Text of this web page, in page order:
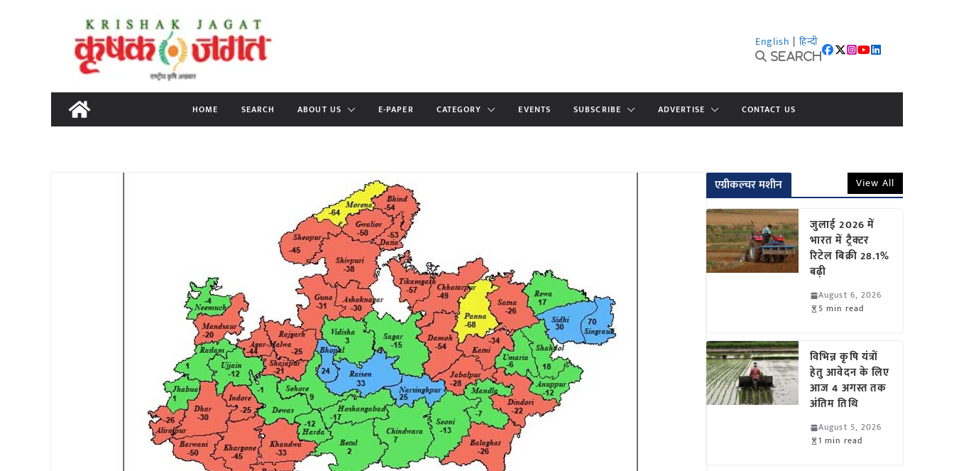
content
English | हिन्दी
Search
HOME SEARCH ABOUT US E-PAPER CATEGORY EVENTS SUBSCRIBE ADVERTISE CONTACT US
एग्रीकल्चर मशीन View All
जुलाई 2026 में
भारत में ट्रैक्टर
रिटेल बिक्री 28.1%
बढ़ी
August 6, 2026
5 min read
विभिन्न कृषि यंत्रों
हेतु आवेदन के लिए
आज 4 अगस्त तक
अंतिम तिथि
August 5, 2026
1 min read